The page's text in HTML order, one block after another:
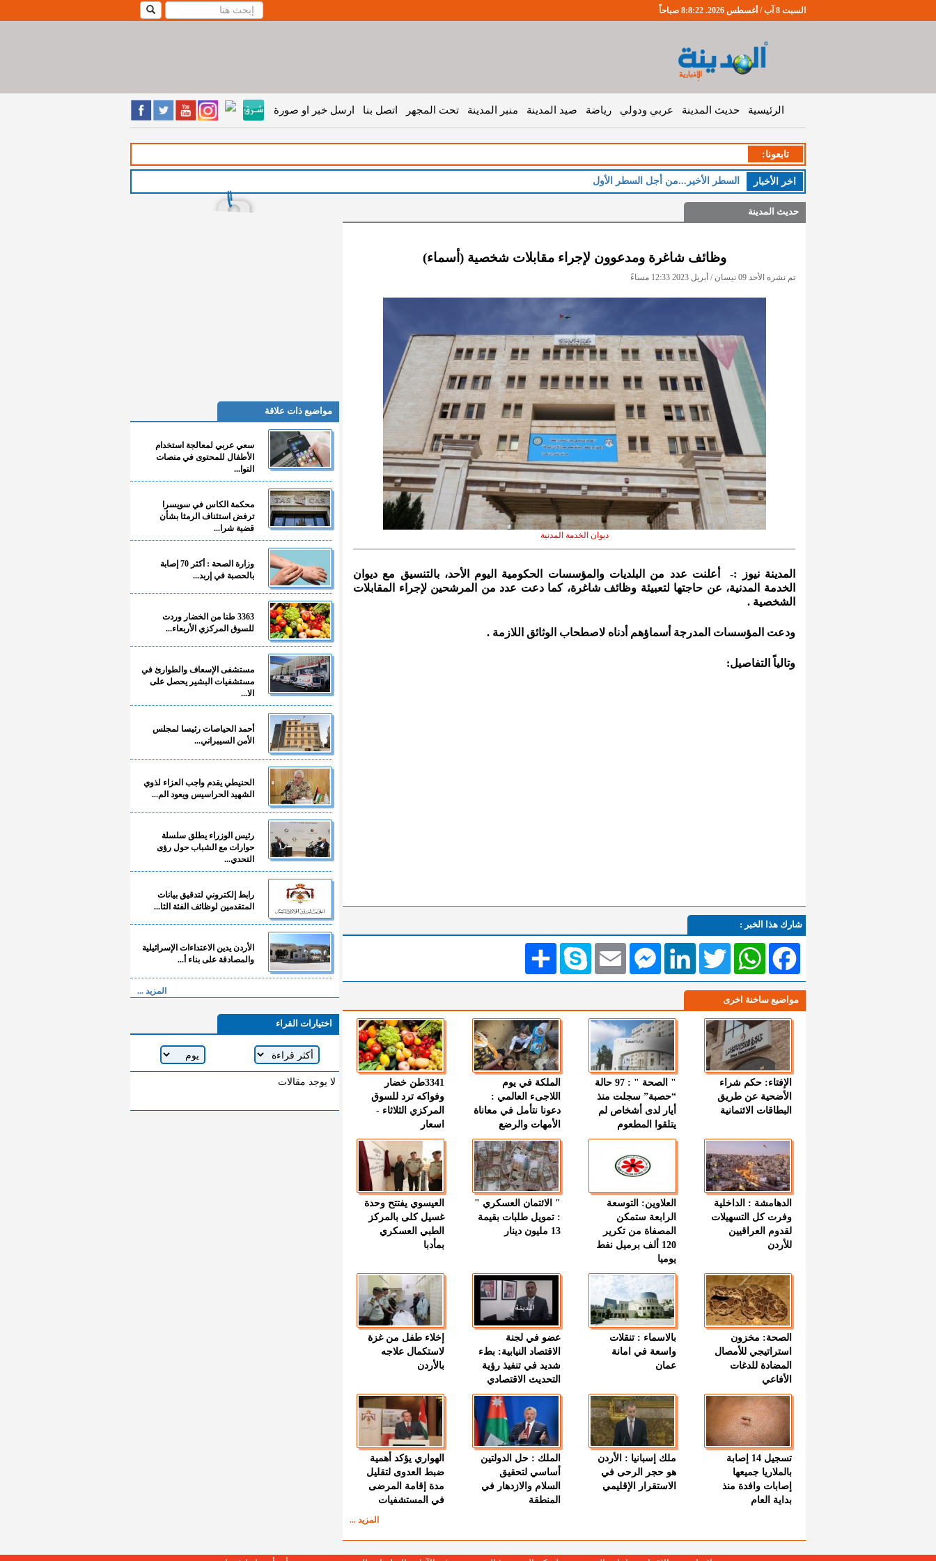
السبت 8 آب / أغسطس 2026. 8:8:23 صباحاً
الرئيسية حديث المدينة عربي ودولي رياضة صيد المدينة منبر المدينة تحت المجهر اتصل بنا ارسل خبر او صورة
تابعونا:
اخر اﻷخبار السطر الأخير...من أجل السطر الأول
حديث المدينة
وظائف شاغرة ومدعوون لإجراء مقابلات شخصية (أسماء)
تم نشره الأحد 09 نيسان / أبريل 2023 12:33 مساءً
ديوان الخدمة المدنية
المدينة نيوز :- أعلنت عدد من البلديات والمؤسسات الحكومية اليوم الأحد، بالتنسيق مع ديوان
الخدمة المدنية، عن حاجتها لتعبيئة وظائف شاغرة، كما دعت عدد من المرشحين لإجراء المقابلات
الشخصية .
ودعت المؤسسات المدرجة أسماؤهم أدناه لاصطحاب الوثائق اللازمة .
وتالياً التفاصيل:
شارك هذا الخبر :
انشر Skype EmailMessengerLinkedIn TwitterWhatsAppFacebook
مواضيع ساخنة اخرى
الإفتاء: حكم شراء
الأضحية عن طريق
البطاقات الائتمانية
" الصحة " : 97 حالة
“حصبة” سجلت منذ
أيار لدى أشخاص لم
يتلقوا المطعوم
الملكة في يوم
اللاجىء العالمي :
دعونا نتأمل في معاناة
الأمهات والرضع
3341طن خضار
وفواكه ترد للسوق
المركزي الثلاثاء -
اسعار
الدهامشة : الداخلية
وفرت كل التسهيلات
لقدوم العراقيين
للأردن
العلاوين: التوسعة
الرابعة ستمكن
المصفاة من تكرير
120 ألف برميل نفط
يوميا
" الائتمان العسكري "
: تمويل طلبات بقيمة
13 مليون دينار
العيسوي يفتتح وحدة
غسيل كلى بالمركز
الطبي العسكري
بمأدبا
الصحة: مخزون
استراتيجي للأمصال
المضادة للدغات
الأفاعي
بالاسماء : تنقلات
واسعة في امانة
عمان
عضو في لجنة
الاقتصاد النيابية: بطء
شديد في تنفيذ رؤية
التحديث الاقتصادي
إخلاء طفل من غزة
لاستكمال علاجه
بالأردن
تسجيل 14 إصابة
بالملاريا جميعها
إصابات وافدة منذ
بداية العام
ملك إسبانيا : الأردن
هو حجر الرحى في
الاستقرار الإقليمي
الملك : حل الدولتين
أساسي لتحقيق
السلام والازدهار في
المنطقة
الهواري يؤكد أهمية
ضبط العدوى لتقليل
مدة إقامة المرضى
في المستشفيات
المزيد ...
مواضيع ذات علاقة
سعي عربي لمعالجة استخدام
الأطفال للمحتوى في منصات
التوا...
محكمة الكاس في سويسرا
ترفض استئناف الرمثا بشأن
قضية شرا...
وزارة الصحة : أكثر 70 إصابة
بالحصبة في إربد...
3363 طنا من الخضار وردت
للسوق المركزي الأربعاء...
مستشفى الإسعاف والطوارئ في
مستشفيات البشير يحصل على
الا...
أحمد الحياصات رئيسا لمجلس
الأمن السيبراني...
الحنيطي يقدم واجب العزاء لذوي
الشهيد الحراسيس ويعود الم...
رئيس الوزراء يطلق سلسلة
حوارات مع الشباب حول رؤى
التحدي...
رابط إلكتروني لتدقيق بيانات
المتقدمين لوظائف الفئة الثا...
الأردن يدين الاعتداءات الإسرائيلية
والمصادقة على بناء أ...
المزيد ...
اختيارات القراء
لا يوجد مقالات